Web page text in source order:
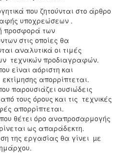
που ζητούνται στο άρθρο
υποχρεώσεων .
προσφορά των
στις οποίες θα
αναλυτικά οι τιμές
τεχνικών προδιαγραφών.
είναι αόριστη και
απορρίπτεται.
παρουσιάζει ουσιώδεις
τους όρους και τις τεχνικές
απορρίπτεται.
θέτει όρο αναπροσαρμογής
ως απαράδεκτη.
της εργασίας θα γίνει µε